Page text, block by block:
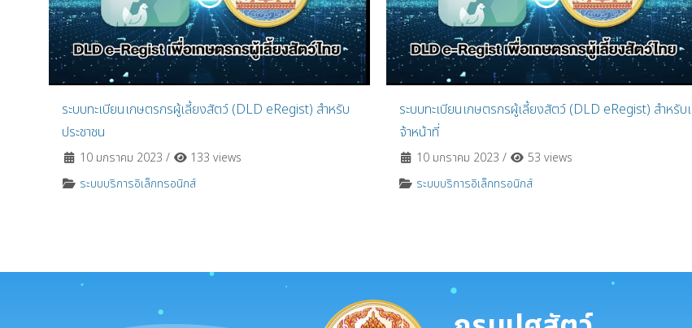
ระบบทะเบียนเกษตรกรผู้เลี้ยงสัตว์ (DLD eRegist) สำหรับ
ประชาชน
10 มกราคม 2023 /
133 views
ระบบบริการอิเล็กทรอนิกส์
ระบบทะเบียนเกษตรกรผู้เลี้ยงสัตว์ (DLD eRegist) สำหรับเ
จ้าหน้าที่
10 มกราคม 2023 /
53 views
ระบบบริการอิเล็กทรอนิกส์